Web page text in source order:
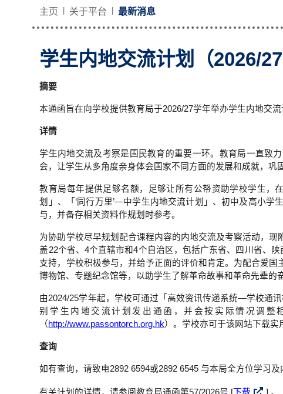
主页 关于平台 最新消息
学生内地交流计划（2026/
摘要
本通函旨在向学校提供教育局于2026/27学年举办学生内地交
详情
学生内地交流及考察是国民教育的重要一环。教育局一直致
会，让学生从多角度亲身体会国家不同方面的发展和成就，
教育局每年提供足够名额，足够让所有公帑资助学校学生，
划」、「‘同行万里’—中学生内地交流计划」、初中及高小
与，并备存相关资料作规划时参考。
为协助学校尽早规划配合课程内容的内地交流及考察活动，
盖22个省、4个直辖市和4个自治区，包括广东省、四川省、
支持，学校积极参与，并给予正面的评价和肯定。为配合爱
博物馆、专题纪念馆等，以助学生了解革命故事和革命先辈的
由2024/25学年起，学校可通过「高效资讯传递系统—学校通
别学生内地交流计划发出通函，并会按实际情况调
（ http://www.passontorch.org.hk）。学校亦可于该网站下载实
查询
如有查询，请致电2892 6594或2892 6545 与本局全方位学习及